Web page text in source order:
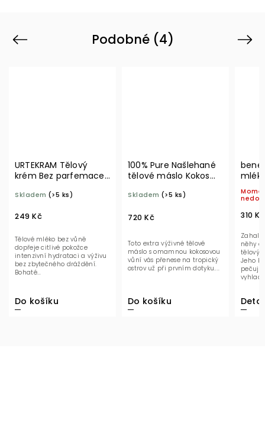
Podobné (4)
Previous
URTEKRAM Tělový
krém Bez parfemace
Skladem (>5 ks)
249 Kč
Do košíku
Tělové mléko bez vůně
dopřeje citlivé pokožce
intenzivní hydrataci a výživu
bez zbytečného dráždění.
Bohaté...
100% Pure Našlehané
tělové máslo Kokos
Skladem (>5 ks)
720 Kč
Do košíku
Toto extra výživné tělové
máslo s omamnou kokosovou
vůní vás přenese na tropický
ostrov už při prvním dotyku....
310 Kč
Detail
Zahalte
něhy a
Jeho
vyhladí
Next